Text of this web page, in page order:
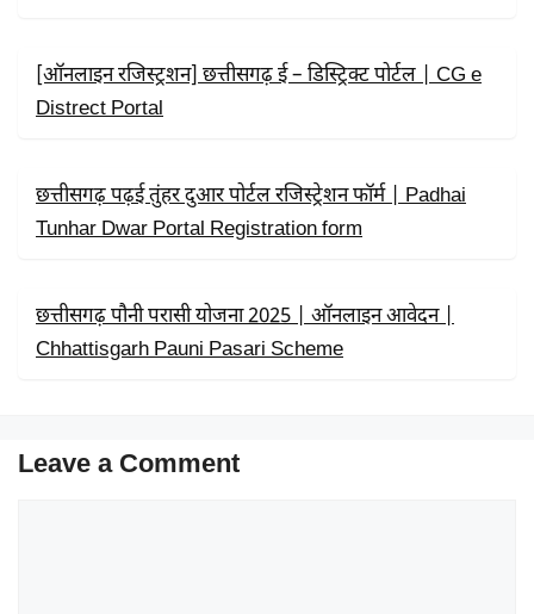
[ऑनलाइन रजिस्ट्रशन] छत्तीसगढ़ ई – डिस्ट्रिक्ट पोर्टल | CG e
Distrect Portal
छत्तीसगढ़ पढ़ई तुंहर दुआर पोर्टल रजिस्ट्रेशन फॉर्म | Padhai
Tunhar Dwar Portal Registration form
छत्तीसगढ़ पौनी परासी योजना 2025 | ऑनलाइन आवेदन |
Chhattisgarh Pauni Pasari Scheme
Leave a Comment